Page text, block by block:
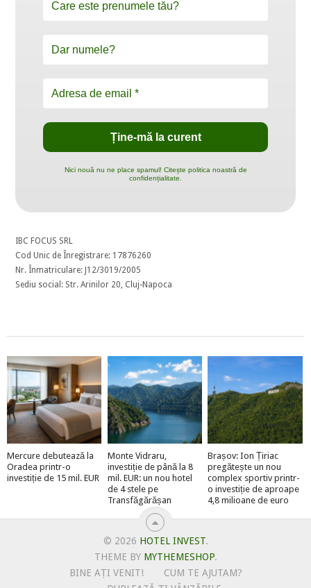
Nici nouă nu ne place spamul! Citește politica noastră de
confidențialitate.
IBC FOCUS SRL
Cod Unic de Înregistrare: 17876260
Nr. Înmatriculare: J12/3019/2005
Sediu social: Str. Arinilor 20, Cluj-Napoca
Mercure debutează la
Oradea printr-o
investiție de 15 mil. EUR
Monte Vidraru,
investiție de până la 8
mil. EUR: un nou hotel
de 4 stele pe
Transfăgărășan
Brașov: Ion Țiriac
pregătește un nou
complex sportiv printr-
o investiție de aproape
4,8 milioane de euro
© 2026 HOTEL INVEST.
THEME BY MYTHEMESHOP.
BINE AȚI VENIT!
CUM TE AJUTAM?